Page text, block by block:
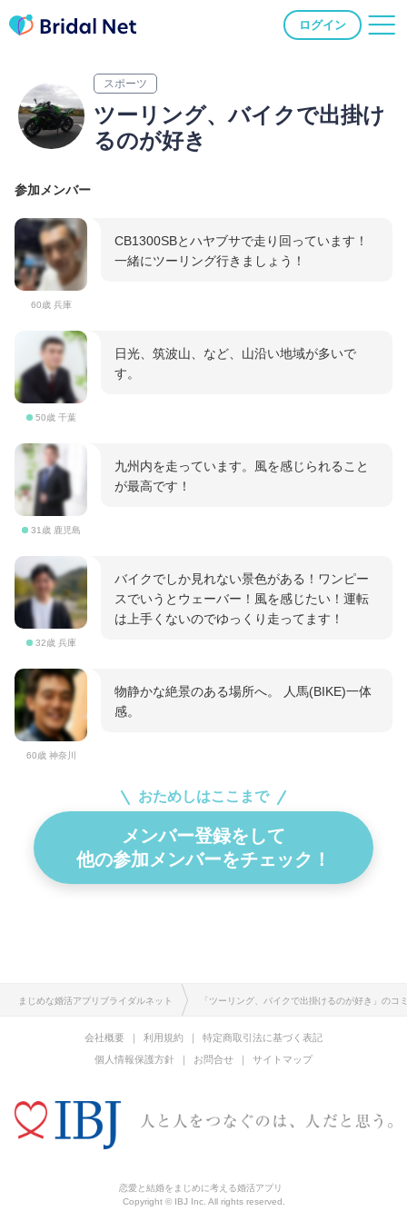
ログイン
スポーツ
ツーリング、バイクで出掛け
るのが好き
参加メンバー
60歳 兵庫
CB1300SBとハヤブサで走り回っています！
一緒にツーリング行きましょう！
50歳 千葉
日光、筑波山、など、山沿い地域が多いで
す。
31歳 鹿児島
九州内を走っています。風を感じられること
が最高です！
32歳 兵庫
バイクでしか見れない景色がある！ワンピー
スでいうとウェーバー！風を感じたい！運転
は上手くないのでゆっくり走ってます！
60歳 神奈川
物静かな絶景のある場所へ。 人馬(BIKE)一体
感。
おためしはここまで
メンバー登録をして
他の参加メンバーをチェック！
まじめな婚活アプリブライダルネット 「ツーリング、バイクで出掛けるのが好き」のコ
会社概要 利用規約
特定商取引法に基づく表記
個人情報保護方針
お問合せ サイトマップ
恋愛と結婚をまじめに考える婚活アプリ
Copyright © IBJ Inc. All rights reserved.